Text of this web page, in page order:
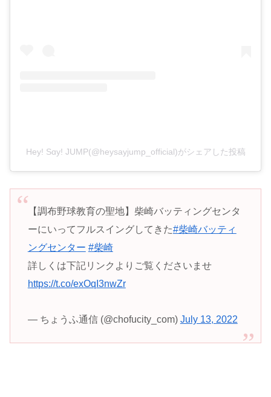
Hey! Sɑy! JUMP(@heysayjump_official)がシェアした投稿
【調布野球教育の聖地】柴崎バッティングセンタ
ーにいってフルスイングしてきた#柴崎バッティ
ングセンター #柴崎
詳しくは下記リンクよりご覧くださいませ
https://t.co/exOqI3nwZr
— ちょうふ通信 (@chofucity_com) July 13, 2022